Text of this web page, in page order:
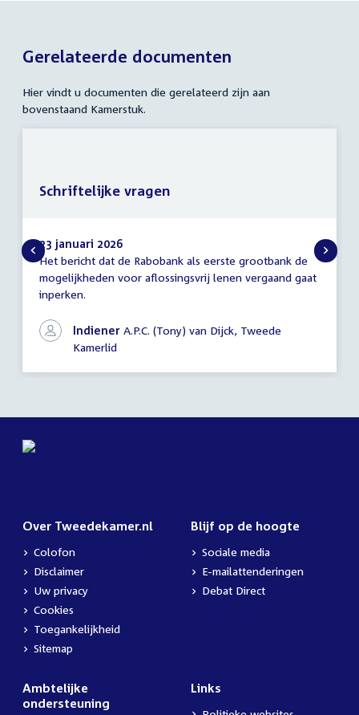
Gerelateerde documenten
Hier vindt u documenten die gerelateerd zijn aan
bovenstaand Kamerstuk.
Schriftelijke
vragen
23 januari 2026
Het bericht dat de Rabobank als eerste grootbank de
mogelijkheden voor aflossingsvrij lenen vergaand gaat
inperken.
Indiener A.P.C. (Tony) van Dijck, Tweede
Kamerlid
Schriftelijke vragen
Over Tweedekamer.nl
Colofon
Disclaimer
Uw privacy
Cookies
Toegankelijkheid
Sitemap
Blijf op de hoogte
Sociale media
E-mailattenderingen
Debat Direct
Ambtelijke
ondersteuning
Links